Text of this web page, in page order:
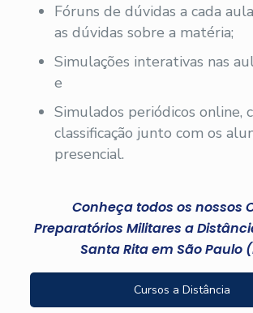
Fóruns de dúvidas a cada
as dúvidas sobre a matéria;
Simulações interativas nas
e
Simulados periódicos online,
classificação junto com os
presencial.
Conheça todos os nossos
Preparatórios Militares a
Santa Rita em São Paulo
Cursos a Distância